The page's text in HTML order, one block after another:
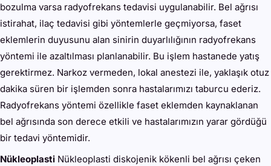
bozulma varsa radyofrekans tedavisi uygulanabilir. Bel ağrısı
istirahat, ilaç tedavisi gibi yöntemlerle geçmiyorsa, faset
eklemlerin duyusunu alan sinirin duyarlılığının radyofrekans
yöntemi ile azaltılması planlanabilir. Bu işlem hastanede yatış
gerektirmez. Narkoz vermeden, lokal anestezi ile, yaklaşık otuz
dakika süren bir işlemden sonra hastalarımızı taburcu ederiz.
Radyofrekans yöntemi özellikle faset eklemden kaynaklanan
bel ağrısında son derece etkili ve hastalarımızın yarar gördüğü
bir tedavi yöntemidir.
Nükleoplasti Nükleoplasti diskojenik kökenli bel ağrısı çeken